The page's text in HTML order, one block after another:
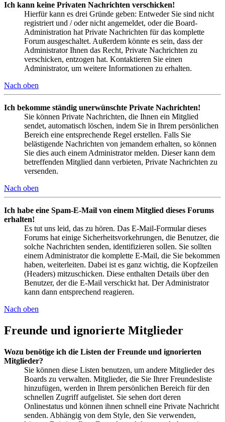
Ich kann keine Privaten Nachrichten verschicken!
Hierfür kann es drei Gründe geben: Entweder Sie sind nicht
registriert und / oder nicht angemeldet, oder die Board-
Administration hat Private Nachrichten für das komplette
Forum ausgeschaltet. Außerdem könnte es sein, dass der
Administrator Ihnen das Recht, Private Nachrichten zu
verschicken, entzogen hat. Kontaktieren Sie einen
Administrator, um weitere Informationen zu erhalten.
Nach oben
Ich bekomme ständig unerwünschte Private Nachrichten!
Sie können Private Nachrichten, die Ihnen ein Mitglied
sendet, automatisch löschen, indem Sie in Ihrem persönlichen
Bereich eine entsprechende Regel erstellen. Falls Sie
belästigende Nachrichten von jemandem erhalten, so können
Sie dies auch einem Administrator melden. Dieser kann dem
betreffenden Mitglied dann verbieten, Private Nachrichten zu
versenden.
Nach oben
Ich habe eine Spam-E-Mail von einem Mitglied dieses Forums
erhalten!
Es tut uns leid, das zu hören. Das E-Mail-Formular dieses
Forums hat einige Sicherheitsvorkehrungen, die Benutzer, die
solche Nachrichten senden, identifizieren sollen. Sie sollten
einem Administrator die komplette E-Mail, die Sie bekommen
haben, weiterleiten. Dabei ist es ganz wichtig, die Kopfzeilen
(Headers) mitzuschicken. Diese enthalten Details über den
Benutzer, der die E-Mail verschickt hat. Der Administrator
kann dann entsprechend reagieren.
Nach oben
Freunde und ignorierte Mitglieder
Wozu benötige ich die Listen der Freunde und ignorierten
Mitglieder?
Sie können diese Listen benutzen, um andere Mitglieder des
Boards zu verwalten. Mitglieder, die Sie Ihrer Freundesliste
hinzufügen, werden in Ihrem persönlichen Bereich für den
schnellen Zugriff aufgelistet. Sie sehen dort deren
Onlinestatus und können ihnen schnell eine Private Nachricht
senden. Abhängig von dem Style, den Sie verwenden,